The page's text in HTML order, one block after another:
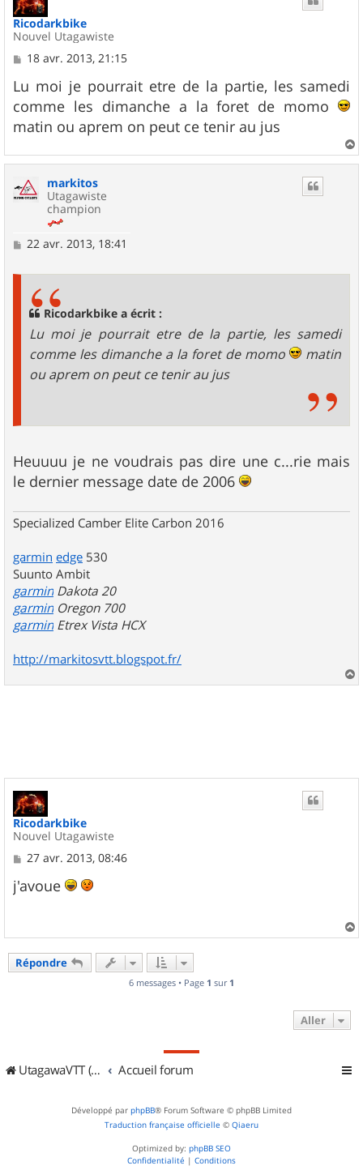
Ricodarkbike
Nouvel Utagawiste
M
s
s
a
g
e
18 avr. 2013, 21:15
Lu moi je pourrait etre de la partie, les samedi
comme les dimanche a la foret de momo
matin ou aprem on peut ce tenir au jus
a
markitos
Utagawiste
champion
M
22 avr. 2013, 18:41
Ricodarkbike a écrit :
Lu moi je pourrait etre de la partie, les samedi
comme les dimanche a la foret de momo
matin
ou aprem on peut ce tenir au jus
Heuuuu je ne voudrais pas dire une c...rie mais
le dernier message date de 2006
Specialized Camber Elite Carbon 2016
garmin edge 530
Suunto Ambit
garmin Dakota 20
garmin Oregon 700
garmin Etrex Vista HCX
http://markitosvtt.blogspot.fr/
a
Ricodarkbike
Nouvel Utagawiste
M
s
s
e
27 avr. 2013, 08:46
j'avoue
a
Répondre
6 messages • Page 1 sur 1
Aller
UtagawaVTT (Randos VTT et VTTAE avec traces GPS) Accueil forum
Développé par phpBB® Forum Software © phpBB Limited
Traduction française officielle © Qiaeru
Optimized by: phpBB SEO
Confidentialité | Conditions